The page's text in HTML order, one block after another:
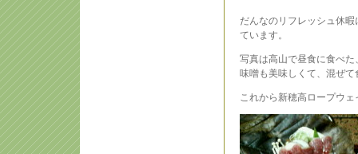
だんなのリフレッシュ休
ています。
写真は高山で昼食に食べ
味噌も美味しくて、混ぜ
これから新穂高ロープウ